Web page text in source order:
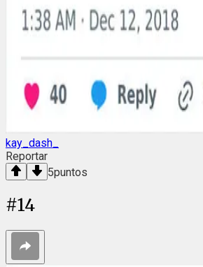
kay_dash_
Reportar
5puntos
#14